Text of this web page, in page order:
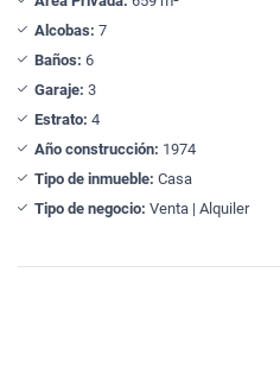
Alcobas: 7
Baños: 6
Garaje: 3
Estrato: 4
Año construcción: 1974
Tipo de inmueble: Casa
Tipo de negocio: Venta | Alquiler